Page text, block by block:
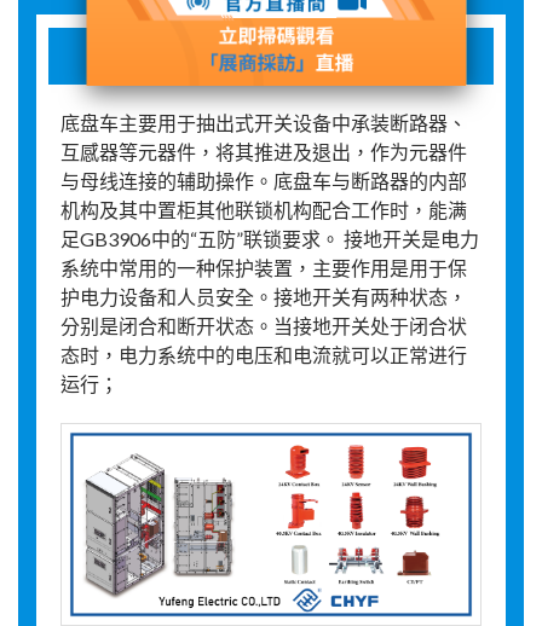
开关柜配件
底盘车主要用于抽出式开关设备中承装断路器、
互感器等元器件，将其推进及退出，作为元器件
与母线连接的辅助操作。底盘车与断路器的内部
机构及其中置柜其他联锁机构配合工作时，能满
足GB3906中的“五防”联锁要求。 接地开关是电力
系统中常用的一种保护装置，主要作用是用于保
护电力设备和人员安全。接地开关有两种状态，
分别是闭合和断开状态。当接地开关处于闭合状
态时，电力系统中的电压和电流就可以正常进行
运行；